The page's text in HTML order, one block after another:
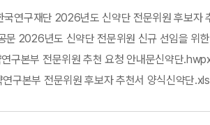
연구재단 2026년도 신약단 전문위원 후보자
문 2026년도 신약단 전문위원 신규 선임을 위
구본부 전문위원 추천 요청 안내문신약단
구본부 전문위원 후보자 추천서 양식신약단